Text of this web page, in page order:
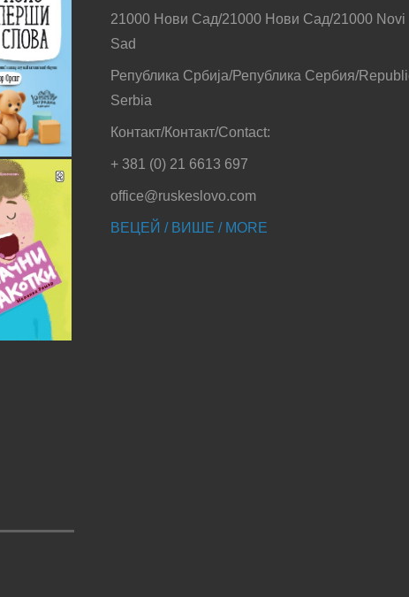
21000 Нови Сад/21000 Нови Сад/21000 Novi
Sad
Република Србија/Република Сербия/
Serbia
Контакт/Контакт/Contact:
+ 381 (0) 21 6613 697
office@ruskeslovo.com
ВЕЦЕЙ / ВИШЕ / MORE